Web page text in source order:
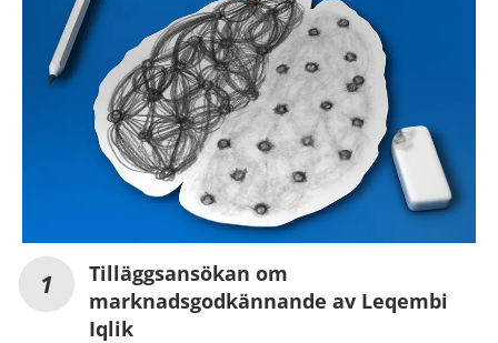
Tilläggsansökan om
marknadsgodkännande av Leqembi
Iqlik